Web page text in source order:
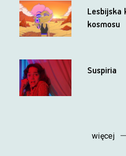
Lesbijska
kosmosu
Suspiria
więcej